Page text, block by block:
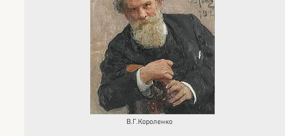
В.Г.Короленко